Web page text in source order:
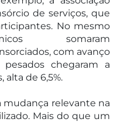
de serviços, que
No mesmo
somaram
com avanço
chegaram a
de 6,5%.
relevante na
Mais do que um